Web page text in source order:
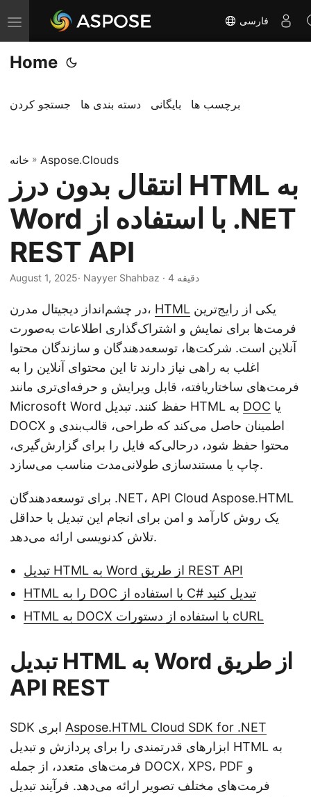
T
o
g
l
a
v
i
g
t
i
n
فارسی
Home
جستجو کردن دسته بندی ها بایگانی برچسب ها
خانه » Aspose.Clouds
انتقال بدون درز HTML به
Word با استفاده از .NET
REST API
August 1, 2025 · Nayyer Shahbaz · 4 دقیقه
در چشم‌انداز دیجیتال مدرن، HTML
فرمت‌ها برای نمایش و اشتراک‌گذاری اطلاعات به‌صورت
آنلاین است. شرکت‌ها، توسعه‌دهندگان و سازندگان محتوا
اغلب به راهی نیاز دارند تا این محتوای آنلاین را به
فرمت‌های ساختاریافته، قابل ویرایش و حرفه‌ای‌تری مانند
DOC
DOCX اطمینان حاصل می‌کند که طراحی، قالب‌بندی و
محتوا حفظ شود، درحالی‌که فایل را برای گزارش‌گیری،
چاپ یا مستندسازی طولانی‌مدت مناسب می‌سازد.
برای توسعه‌دهندگان .NET، API Cloud Aspose.HTML
یک روش کارآمد و امن برای انجام این تبدیل با حداقل
تلاش کدنویسی ارائه می‌دهد.
تبدیل HTML به Word از طریق REST API
HTML را به DOC با استفاده از C# تبدیل کنید
HTML به DOCX با استفاده از دستورات cURL
تبدیل HTML به Word از طریق
API REST
Aspose.HTML Cloud SDK for .NET
ابزارهای قدرتمندی را برای پردازش و تبدیل HTML به
فرمت‌های متعدد، از جمله DOCX، XPS، PDF و
فرمت‌های مختلف تصویر ارائه می‌دهد. فرآیند تبدیل